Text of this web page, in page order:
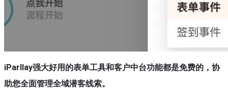
iParllay强大好用的表单工具和客户中台功能都是免费的， 协
助您全面管理全域潜客线索。